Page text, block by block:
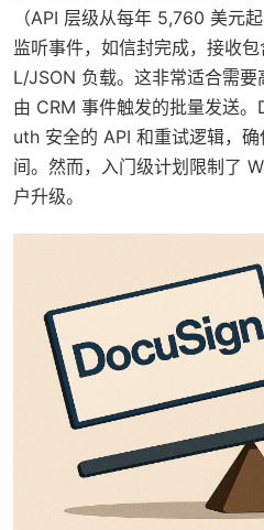
（API 层级从每年 5,760 美元
监听事件，如信封完成，接收
L/JSON 负载。这非常适合需
由 CRM 事件触发的批量发送
uth 安全的 API 和重试逻辑，
间。然而，入门级计划限制了
户升级。